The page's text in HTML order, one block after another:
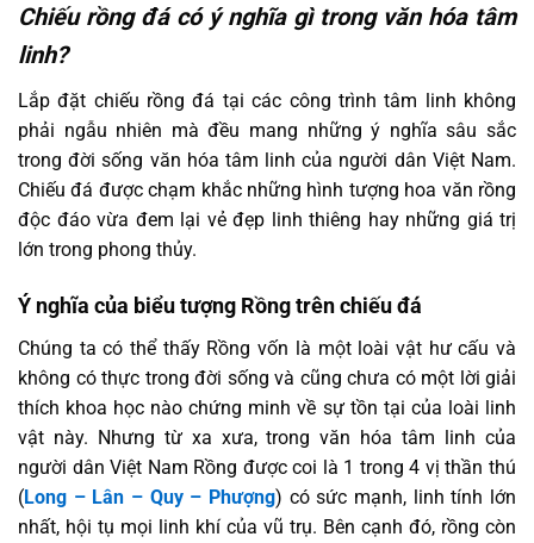
Chiếu rồng đá có ý nghĩa gì trong văn hóa tâm
linh?
Lắp đặt chiếu rồng đá tại các công trình tâm linh không
phải ngẫu nhiên mà đều mang những ý nghĩa sâu sắc
trong đời sống văn hóa tâm linh của người dân Việt Nam.
Chiếu đá được chạm khắc những hình tượng hoa văn rồng
độc đáo vừa đem lại vẻ đẹp linh thiêng hay những giá trị
lớn trong phong thủy.
Ý nghĩa của biểu tượng Rồng trên chiếu đá
Chúng ta có thể thấy Rồng vốn là một loài vật hư cấu và
không có thực trong đời sống và cũng chưa có một lời giải
thích khoa học nào chứng minh về sự tồn tại của loài linh
vật này. Nhưng từ xa xưa, trong văn hóa tâm linh của
người dân Việt Nam Rồng được coi là 1 trong 4 vị thần thú
(Long – Lân – Quy – Phượng) có sức mạnh, linh tính lớn
nhất, hội tụ mọi linh khí của vũ trụ. Bên cạnh đó, rồng còn